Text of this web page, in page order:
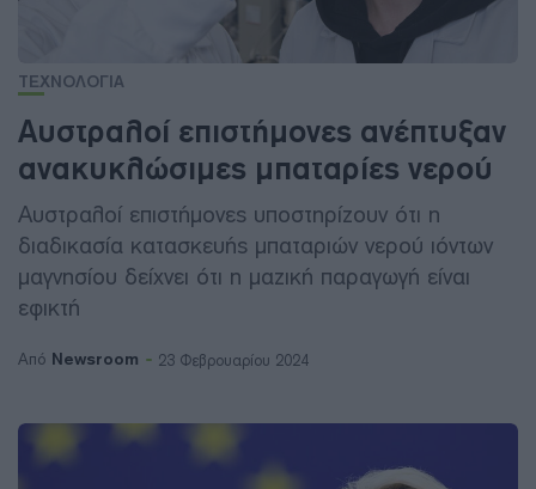
ΤΕΧΝΟΛΟΓΙΑ
Αυστραλοί επιστήμονες ανέπτυξαν
ανακυκλώσιμες μπαταρίες νερού
Αυστραλοί επιστήμονες υποστηρίζουν ότι η
διαδικασία κατασκευής μπαταριών νερού ιόντων
μαγνησίου δείχνει ότι η μαζική παραγωγή είναι
εφικτή
Από Newsroom 23 Φεβρουαρίου 2024